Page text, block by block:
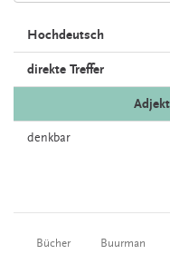
Hochdeutsch
direkte Treffer
denkbar
Bücher Buurman